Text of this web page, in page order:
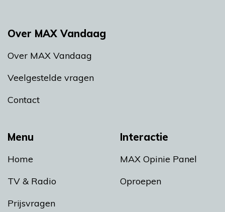
Menu
Home
TV & Radio
Prijsvragen
Interactie
MAX Opinie Panel
Oproepen
Over MAX Vandaag
Over MAX Vandaag
Veelgestelde vragen
Contact